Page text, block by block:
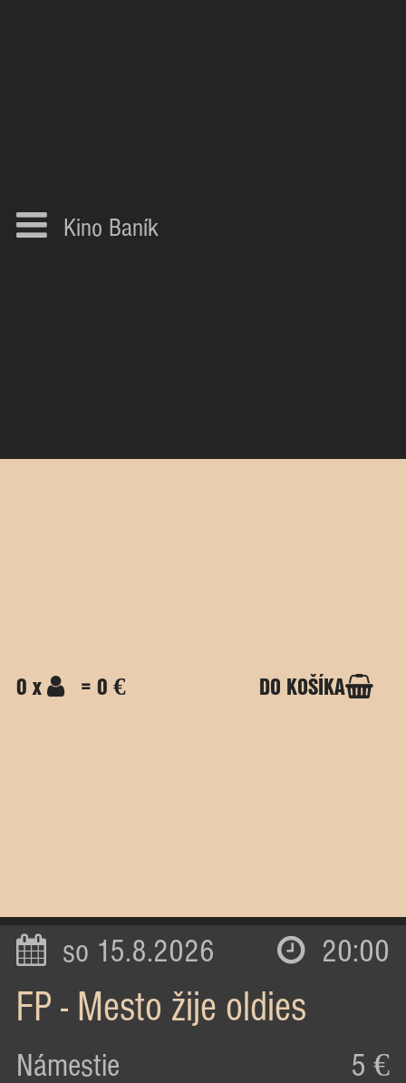
Kino Baník
0 x = 0 € DO KOŠÍKA
so 15.8.2026 20:00
FP - Mesto žije oldies
Námestie 5 €